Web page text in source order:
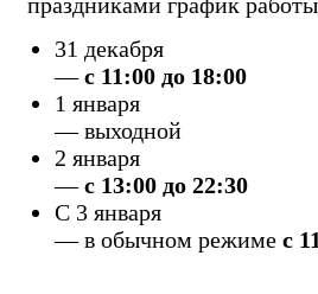
31 декабря
—с 11:00 до 18:00
1 января
— выходной
2 января
—с 13:00 до 22:30
С 3 января
— в обычном режиме c